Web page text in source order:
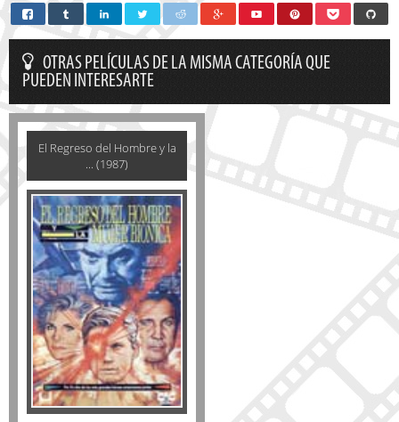
OTRAS PELÍCULAS DE LA MISMA CATEGORÍA QUE
PUEDEN INTERESARTE
El Regreso del Hombre y la
... (1987)